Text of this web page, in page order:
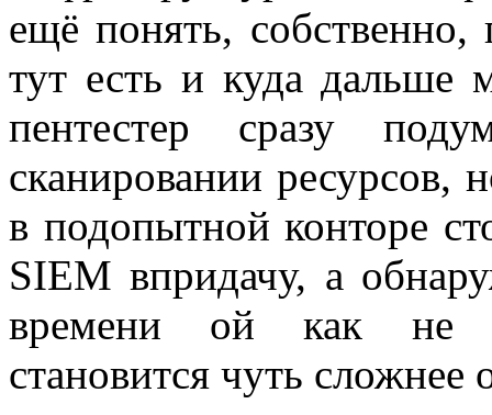
ещё понять, собственно,
тут есть и куда дальше
пентестер сразу
сканировании ресурсов,
в подопытной конторе
SIEM впридачу, а
времени ой как не
становится чуть